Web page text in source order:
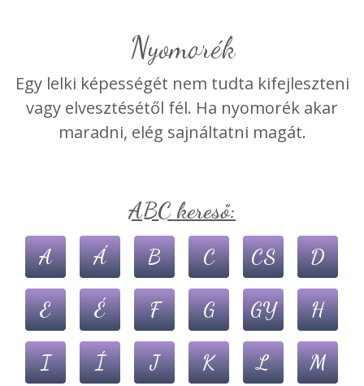
Nyomorék
Egy lelki képességét nem tudta kifejleszteni
vagy elvesztésétől fél. Ha nyomorék akar
maradni, elég sajnáltatni magát.
ABC kereső:
A Á B C CS D
E É F G GY H
I Í J K L M